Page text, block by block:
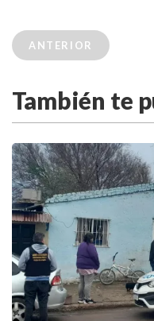
ANTERIOR
También te